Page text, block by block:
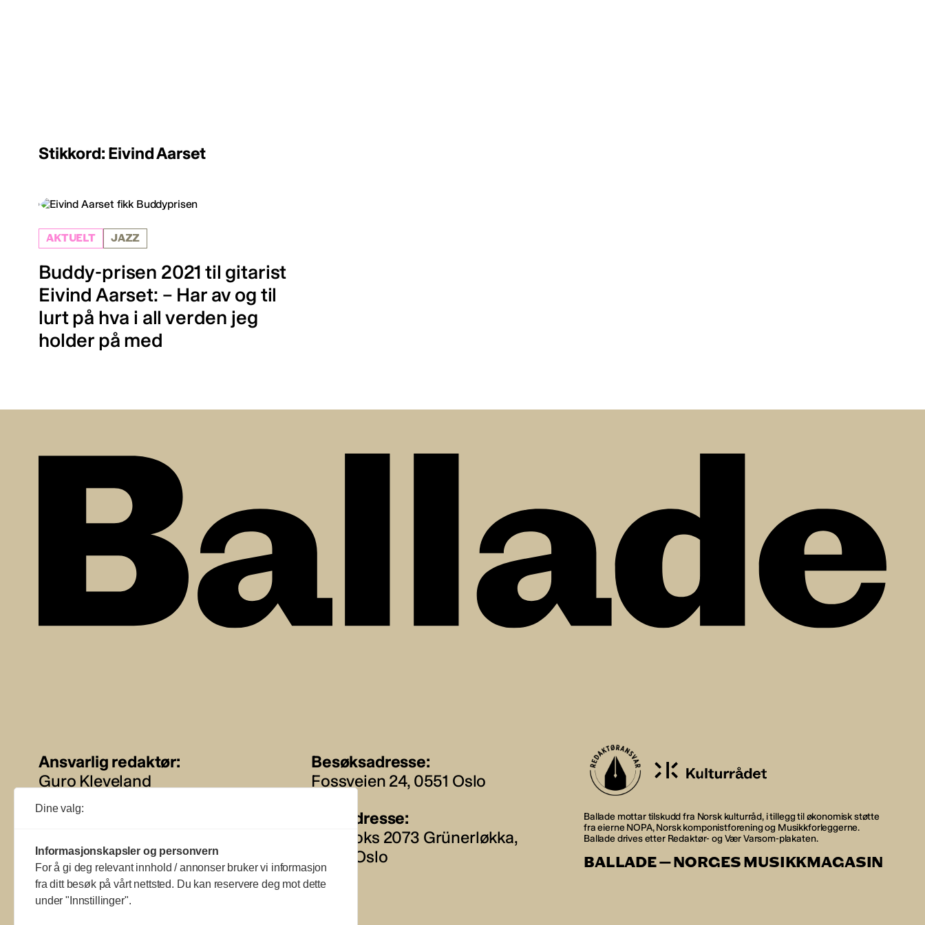
Stikkord: Eivind Aarset
AKTUELT JAZZ
Buddy-prisen 2021 til gitarist
Eivind Aarset: – Har av og til
lurt på hva i all verden jeg
holder på med
Ansvarlig redaktør:
Guro Kleveland
Annonseansvarlig:
Besøksadresse:
Fossveien 24, 0551 Oslo
Postadresse:
Postboks 2073 Grünerløkka,
0505 Oslo
Ballade mottar tilskudd fra Norsk kulturråd, i tillegg til økonomisk støtte
fra eierne NOPA, Norsk komponistforening og Musikkforleggerne.
Ballade drives etter Redaktør- og Vær Varsom-plakaten.
BALLADE — NORGES MUSIKKMAGASIN
Dine valg:
Informasjonskapsler og personvern
For å gi deg relevant innhold / annonser bruker vi informasjon
fra ditt besøk på vårt nettsted. Du kan reservere deg mot dette
under "Innstillinger".